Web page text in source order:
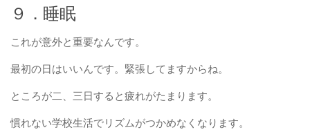
９．睡眠
これが意外と重要なんです。
最初の日はいいんです。緊張してますからね。
ところが二、三日すると疲れがたまります。
慣れない学校生活でリズムがつかめなくなります。